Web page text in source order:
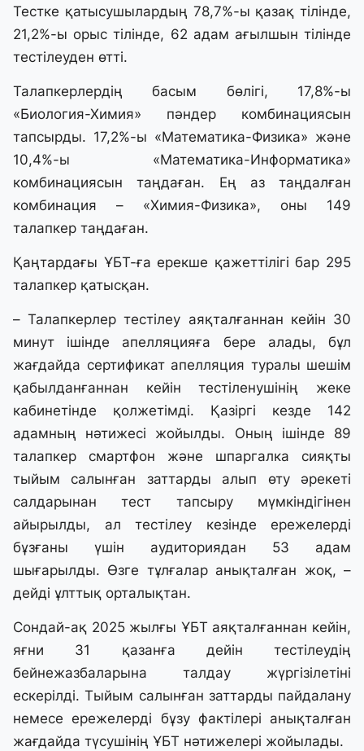
Тестке қатысушылардың 78,7%-ы қазақ тілінде,
21,2%-ы орыс тілінде, 62 адам ағылшын тілінде
тестілеуден өтті.
Талапкерлердің басым бөлігі, 17,8%-ы
«Биология-Химия» пәндер комбинациясын
тапсырды. 17,2%-ы «Математика-Физика» және
10,4%-ы «Математика-Информатика»
комбинациясын таңдаған. Ең аз таңдалған
комбинация – «Химия-Физика», оны 149
талапкер таңдаған.
Қаңтардағы ҰБТ-ға ерекше қажеттілігі бар 295
талапкер қатысқан.
– Талапкерлер тестілеу аяқталғаннан кейін 30
минут ішінде апелляцияға бере алады, бұл
жағдайда сертификат апелляция туралы шешім
қабылданғаннан кейін тестіленушінің жеке
кабинетінде қолжетімді. Қазіргі кезде 142
адамның нәтижесі жойылды. Оның ішінде 89
талапкер смартфон және шпаргалка сияқты
тыйым салынған заттарды алып өту әрекеті
салдарынан тест тапсыру мүмкіндігінен
айырылды, ал тестілеу кезінде ережелерді
бұзғаны үшін аудиториядан 53 адам
шығарылды. Өзге тұлғалар анықталған жоқ, –
дейді ұлттық орталықтан.
Сондай-ақ 2025 жылғы ҰБТ аяқталғаннан кейін,
яғни 31 қазанға дейін тестілеудің
бейнежазбаларына талдау жүргізілетіні
ескерілді. Тыйым салынған заттарды пайдалану
немесе ережелерді бұзу фактілері анықталған
жағдайда түсушінің ҰБТ нәтижелері жойылады.